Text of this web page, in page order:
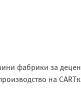
фабрики за
на